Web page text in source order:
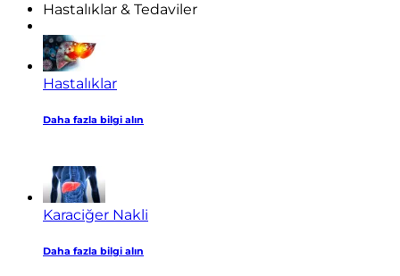
Hastalıklar & Tedaviler
Hastalıklar
Daha fazla bilgi alın
Karaciğer Nakli
Daha fazla bilgi alın